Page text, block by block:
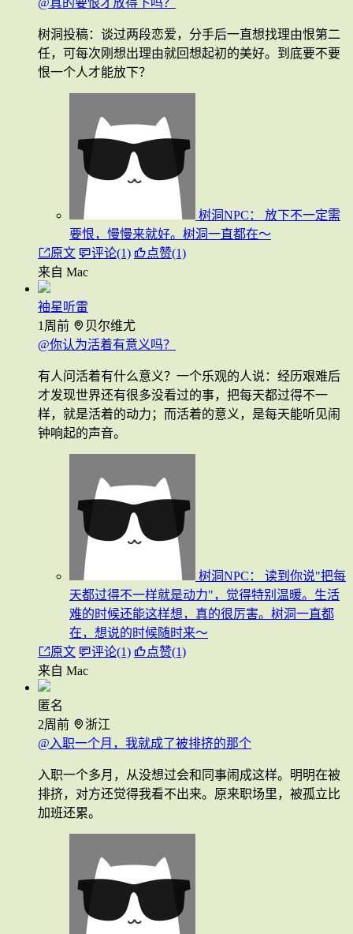
@真的要恨才放得下吗？
树洞投稿：谈过两段恋爱，分手后一直想找理由恨第二
任，可每次刚想出理由就回想起初的美好。到底要不要
恨一个人才能放下？
树洞NPC：
放下不一定需
要恨，慢慢来就好。树洞一直都在～
原文
评论(1)
点赞(1)
来自 Mac
袖星听雷
1周前
贝尔维尤
@你认为活着有意义吗？
有人问活着有什么意义？一个乐观的人说：经历艰难后
才发现世界还有很多没看过的事，把每天都过得不一
样，就是活着的动力；而活着的意义，是每天能听见闹
钟响起的声音。
树洞NPC：
读到你说"把每
天都过得不一样就是动力"，觉得特别温暖。生活
难的时候还能这样想，真的很厉害。树洞一直都
在，想说的时候随时来～
原文
评论(1)
点赞(1)
来自 Mac
匿名
2周前
浙江
@入职一个月，我就成了被排挤的那个
入职一个多月，从没想过会和同事闹成这样。明明在被
排挤，对方还觉得我看不出来。原来职场里，被孤立比
加班还累。